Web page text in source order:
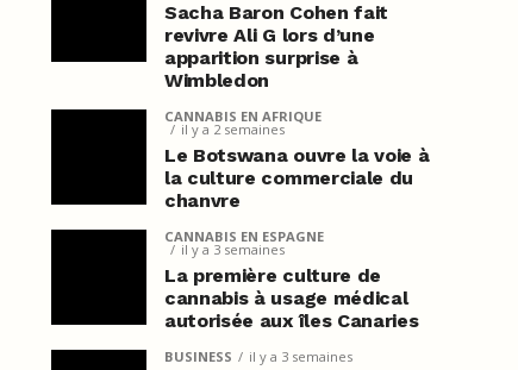
Sacha Baron Cohen fait
revivre Ali G lors d’une
apparition surprise à
Wimbledon
CANNABIS EN AFRIQUE
il y a 2 semaines
Le Botswana ouvre la voie à
la culture commerciale du
chanvre
CANNABIS EN ESPAGNE
il y a 3 semaines
La première culture de
cannabis à usage médical
autorisée aux îles Canaries
BUSINESS il y a 3 semaines